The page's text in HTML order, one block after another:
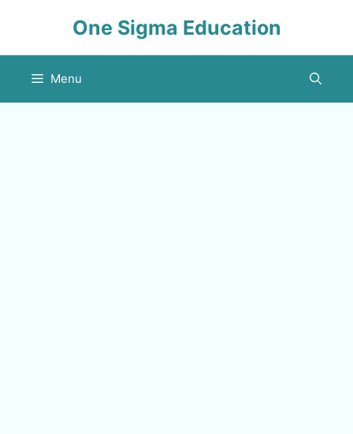
One Sigma Education
Menu